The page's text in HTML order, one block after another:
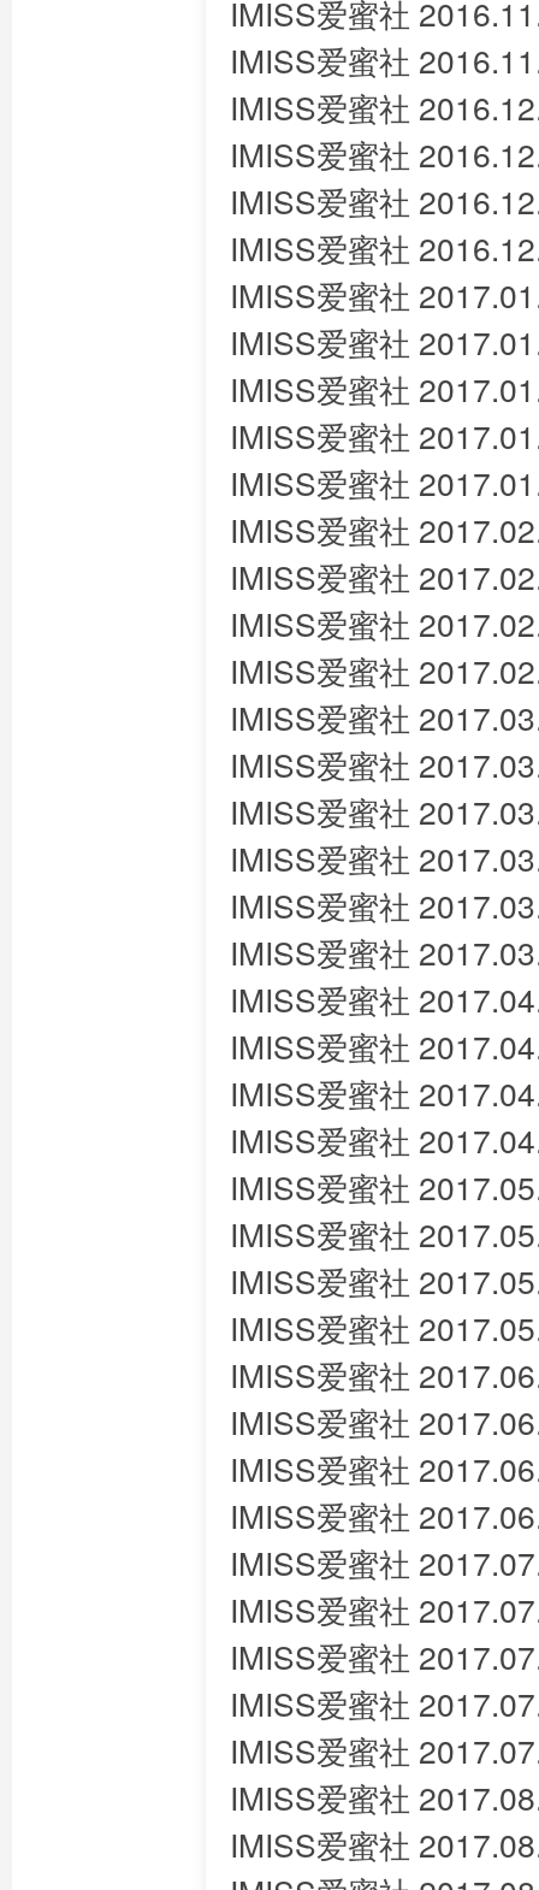
IMISS爱蜜社
IMISS爱蜜社
IMISS爱蜜社
IMISS爱蜜社
IMISS爱蜜社
IMISS爱蜜社
IMISS爱蜜社
IMISS爱蜜社
IMISS爱蜜社
IMISS爱蜜社
IMISS爱蜜社
IMISS爱蜜社
IMISS爱蜜社
IMISS爱蜜社
IMISS爱蜜社
IMISS爱蜜社
IMISS爱蜜社
IMISS爱蜜社
IMISS爱蜜社
IMISS爱蜜社
IMISS爱蜜社
IMISS爱蜜社
IMISS爱蜜社
IMISS爱蜜社
IMISS爱蜜社
IMISS爱蜜社
IMISS爱蜜社
IMISS爱蜜社
IMISS爱蜜社
IMISS爱蜜社
IMISS爱蜜社
IMISS爱蜜社
IMISS爱蜜社
IMISS爱蜜社
IMISS爱蜜社
IMISS爱蜜社
IMISS爱蜜社
IMISS爱蜜社
IMISS爱蜜社
IMISS爱蜜社